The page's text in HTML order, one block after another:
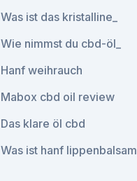
Was ist das kristalline_
Wie nimmst du cbd-öl_
Hanf weihrauch
Mabox cbd oil review
Das klare öl cbd
Was ist hanf lippenbalsam